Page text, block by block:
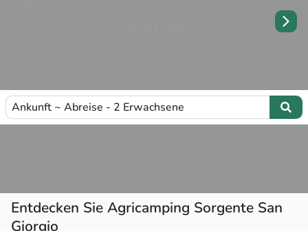
Ankunft ~ Abreise - 2 Erwachsene
Entdecken Sie Agricamping Sorgente San
Giorgio